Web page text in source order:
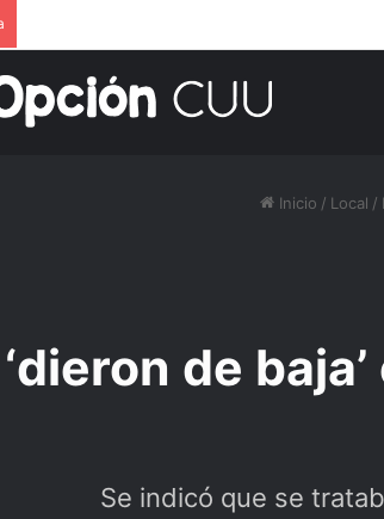
Inicio / Local /
de
Se indicó que se